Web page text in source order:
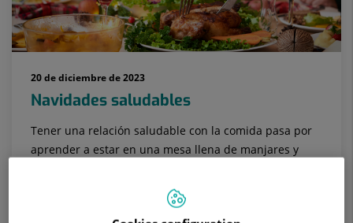
20 de diciembre de 2023
Navidades saludables
Tener una relación saludable con la comida pasa por
aprender a estar en una mesa llena de manjares y
ENDOCRINOLOGÍA Y NUTRICIÓN